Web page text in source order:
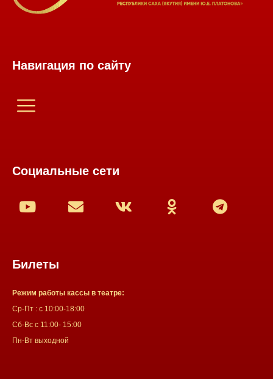
Навигация по сайту
Социальные сети
Билеты
Режим работы кассы в театре:
Ср-Пт : с 10:00-18:00
Сб-Вс с 11:00- 15:00
Пн-Вт выходной